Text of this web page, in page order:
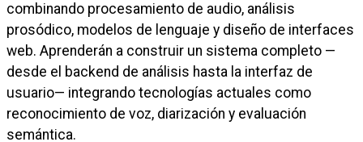
combinando procesamiento de audio, análisis
prosódico, modelos de lenguaje y diseño de interfaces
web. Aprenderán a construir un sistema completo —
desde el backend de análisis hasta la interfaz de
usuario— integrando tecnologías actuales como
reconocimiento de voz, diarización y evaluación
semántica.